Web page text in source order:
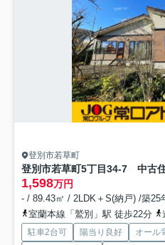
登別市若草町
登別市若草町5丁目34-7 中古
1,598万円
- / 89.43㎡ / 2LDK＋S(納戸) /築25
室蘭本線「鷲別」駅 徒歩22分
駐車2台可 陽当り良好 オール